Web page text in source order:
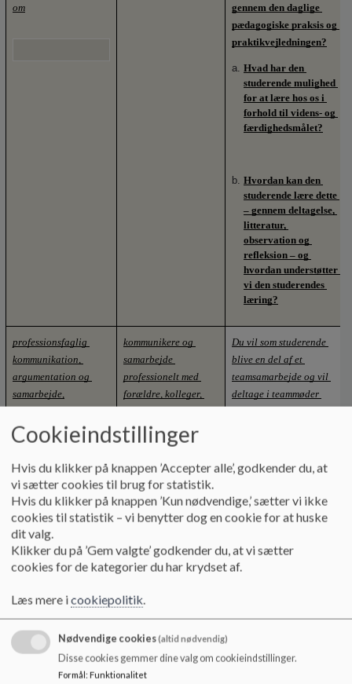
om
gennem den daglige
pædagogiske praksis og
praktikvejledningen?
Hvad har den
studerende mulighed
for at lære hos os i
forhold til videns- og
færdighedsmålet?
Hvordan kan den
studerende lære dette
– gennem deltagelse,
litteratur,
observation og
refleksion – og
hvordan understøtter
vi den studerendes
læring?
professionsfaglig
kommunikation,
argumentation og
samarbejde,
kommunikere og
samarbejde
professionelt med
forældre, kolleger,
relevante aktører,
Du vil som studerende
blive en del af et
teamsamarbejde og vil
deltage i teammøder
kommunikative samspil
Du vil som studerende få
indblik i og kendskab til
samarbejdet mellem
spændingsfeltet
gøre vores
Cookieindstillinger
Hvis du klikker på knappen ’Accepter alle’, godkender du, at
vi sætter cookies til brug for statistik.
Hvis du klikker på knappen ’Kun nødvendige,’ sætter vi ikke
cookies til statistik – vi benytter dog en cookie for at huske
dit valg.
Klikker du på ’Gem valgte’ godkender du, at vi sætter
cookies for de kategorier du har krydset af.
Læs mere icookiepolitik.
Nødvendige cookies(altid nødvendig)
Disse cookies gemmer dine valg om cookieindstillinger.
Formål: Funktionalitet